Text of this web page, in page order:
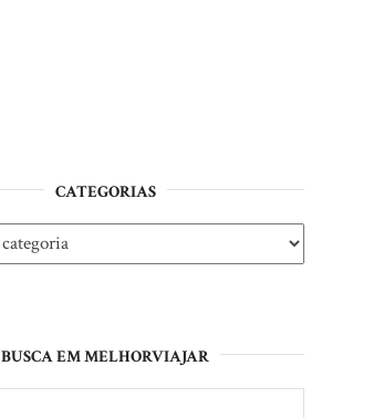
CATEGORIAS
BUSCA EM MELHORVIAJAR